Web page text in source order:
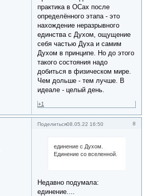
практика в ОСах после
определённого этапа - это
нахождение неразрывного
единства с Духом, ощущение
себя частью Духа и самим
Духом в принципе. Но до этого
такого состояния надо
добиться в физическом мире.
Чем дольше - тем лучше. В
идеале - целый день.
+1
Поделиться 8
08.05.22 16:50
единение с Духом.
Единение со вселенной.
Недавно подумала:
единение....